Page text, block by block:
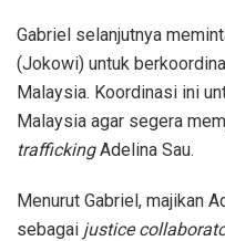
Gabriel selanjutnya
(Jokowi) untuk
Malaysia. Koordinasi ini
Malaysia agar segera
traffickingAdelina Sau.
Menurut Gabriel, majikan
sebagai justice